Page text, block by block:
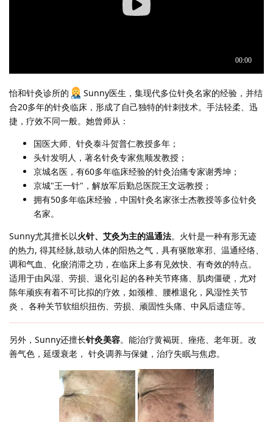
怡和针灸诊所的
Sunny医生，集现代多位针灸名家的经验，并结
合20多年的针灸临床，形成了自己独特的针刺技术。手法轻柔、迅
捷，疗效不同一般。她曾师从：
国医大师、针灸泰斗贺普仁教授多年；
头针发明人，著名针灸专家焦顺发教授；
京城名医，有60多年临床经验的针灸治痛专家谢秀坤；
京城"王一针"，解放军后勤总医院王文远教授；
拥有50多年临床经验，中国针灸名家张士杰教授等多位针灸
名家。
Sunny尤其擅长以火针、艾灸为主的温通法。火针是一种有形无迹
的热力, 得其经脉,鼓动人体的阳热之气，具有驱散寒邪、温通经络、
调和气血、化瘀消滞之功，在临床上多有见效快、有奇效的特点。
适用于由风湿、劳损、退化引起的各种关节疼痛、肌肉僵硬，尤对
陈年顽疾有着不可比拟的疗效，如颈椎、腰椎退化，风湿性关节
炎， 各种关节软组织扭伤、劳损、顽固性头痛、中风后遗症等。
另外，Sunny还擅长针灸美容。能治疗黄褐斑、痤疮、老年斑。改
善气色，延缓衰老， 针灸调养与保健，治疗失眠与焦虑。